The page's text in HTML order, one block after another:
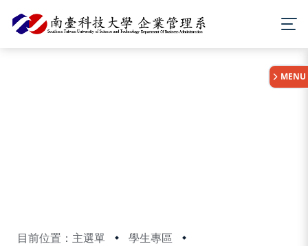
目前位置：主選單
學生專區
MENU